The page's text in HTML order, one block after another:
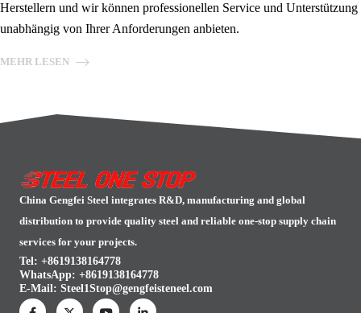
Herstellern und wir können professionellen Service und Unterstützung
unabhängig von Ihrer Anforderungen anbieten.
MEHR LESEN
China Gengfei Steel integrates R&D, manufacturing and global
distribution to provide quality steel and reliable one-stop supply chain
services for your projects.
Tel: +8619138164778
WhatsApp: +8619138164778
E-Mail: Steel1Stop@gengfeisteneel.com